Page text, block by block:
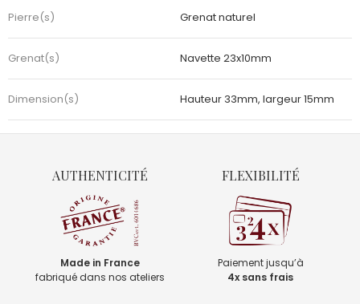
Pierre(s) Grenat naturel
Grenat(s) Navette 23x10mm
Dimension(s) Hauteur 33mm, largeur 15mm
AUTHENTICITÉ
Made in France
fabriqué dans nos ateliers
FLEXIBILITÉ
Paiement jusqu’à
4x sans frais